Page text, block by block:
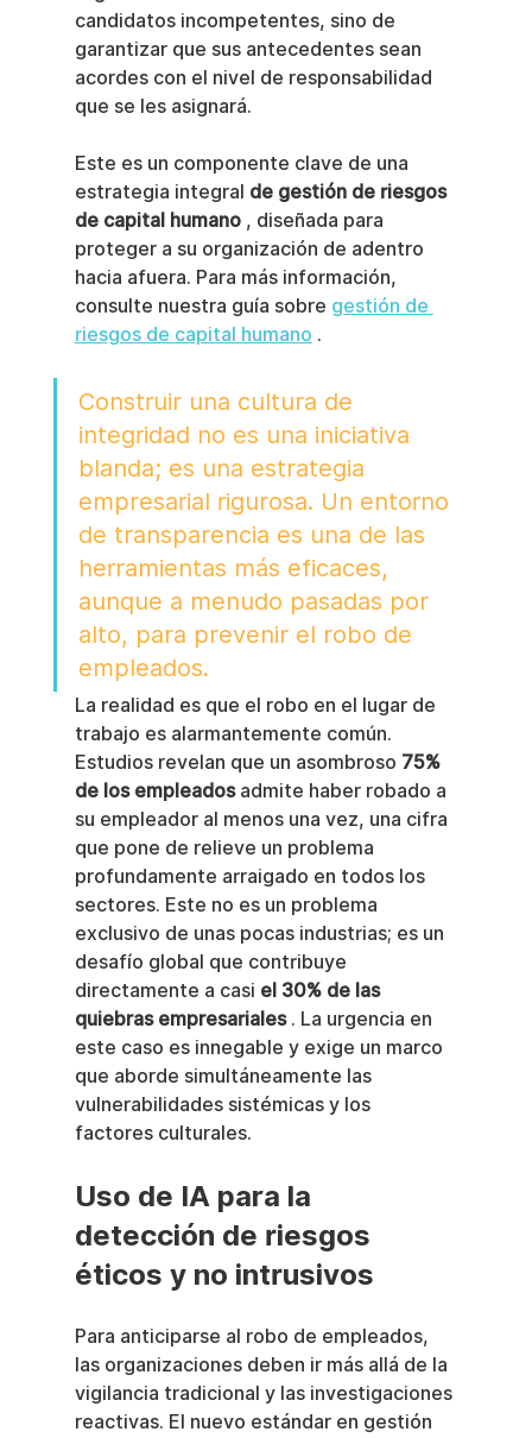
candidatos incompetentes, sino de
garantizar que sus antecedentes sean
acordes con el nivel de responsabilidad
que se les asignará.
Este es un componente clave de una
estrategia integral de gestión de riesgos
de capital humano , diseñada para
proteger a su organización de adentro
hacia afuera. Para más información,
consulte nuestra guía sobre gestión de
riesgos de capital humano .
Construir una cultura de
integridad no es una iniciativa
blanda; es una estrategia
empresarial rigurosa. Un entorno
de transparencia es una de las
herramientas más eficaces,
aunque a menudo pasadas por
alto, para prevenir el robo de
empleados.
La realidad es que el robo en el lugar de
trabajo es alarmantemente común.
Estudios revelan que un asombroso 75%
de los empleados admite haber robado a
su empleador al menos una vez, una cifra
que pone de relieve un problema
profundamente arraigado en todos los
sectores. Este no es un problema
exclusivo de unas pocas industrias; es un
desafío global que contribuye
directamente a casi el 30% de las
quiebras empresariales . La urgencia en
este caso es innegable y exige un marco
que aborde simultáneamente las
vulnerabilidades sistémicas y los
factores culturales.
Uso de IA para la
detección de riesgos
éticos y no intrusivos
Para anticiparse al robo de empleados,
las organizaciones deben ir más allá de la
vigilancia tradicional y las investigaciones
reactivas. El nuevo estándar en gestión